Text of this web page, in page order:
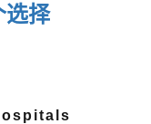
选择